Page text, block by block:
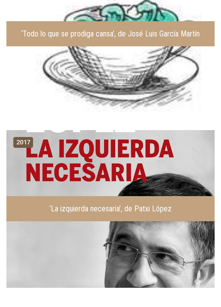
‘Todo lo que se prodiga cansa’, de José Luis García Martín
2017
‘La izquierda necesaria’, de Patxi López